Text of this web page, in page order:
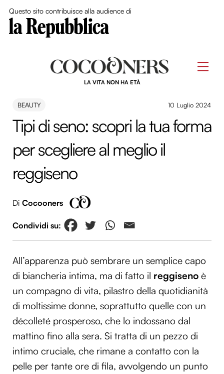
Questo sito contribuisce alla audience di
LA VITA NON HA ETÀ
BEAUTY 10 Luglio 2024
Tipi di seno: scopri la tua forma
per scegliere al meglio il
reggiseno
Di Cocooners
All’apparenza può sembrare un semplice capo
di biancheria intima, ma di fatto il reggiseno è
un compagno di vita, pilastro della quotidianità
di moltissime donne, soprattutto quelle con un
décolleté prosperoso, che lo indossano dal
mattino fino alla sera. Si tratta di un pezzo di
intimo cruciale, che rimane a contatto con la
pelle per tante ore di fila, avvolgendo un punto